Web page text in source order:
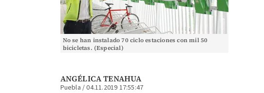
No se han instalado 70 ciclo estaciones con mil 50
bicicletas. (Especial)
ANGÉLICA TENAHUA
Puebla /04.11.2019 17:55:47